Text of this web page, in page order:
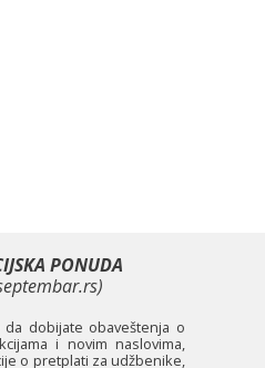
PONUDA
dobijate obaveštenja o
i novim naslovima,
o pretplati za udžbenike,